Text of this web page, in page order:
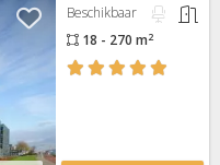
Beschikbaar
18 - 270 m2